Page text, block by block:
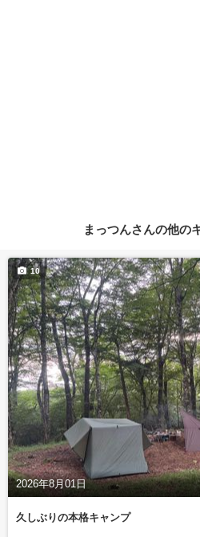
まっつんさんの他の
2026年8月01日
10
久しぶりの本格キャンプ